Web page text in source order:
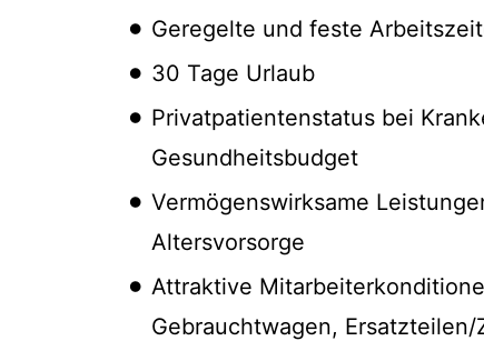
Geregelte und feste
30 Tage Urlaub
Privatpatientenstatus bei
Gesundheitsbudget
Vermögenswirksame
Altersvorsorge
Attraktive
Gebrauchtwagen,